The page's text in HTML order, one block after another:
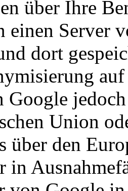
über Ihre
einen Server
dort
Google
Union
über den
in